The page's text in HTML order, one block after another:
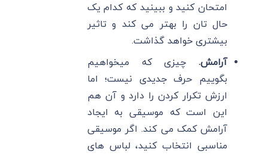
امتحان کنید و ببینید که کدام یک
حال تان را بهتر می کند و تاثیر
بیشتری خواهد گذاشت.
آرامش. چیزی که میخواهیم
بگوییم حرف جدیدی نیست؛ اما
ارزش تکرار کردن را دارد و آن هم
این است که موسیقی به ایجاد
آرامش کمک می کند. اگر موسیقی
مناسبی انتخاب کنید، لباس‌ های